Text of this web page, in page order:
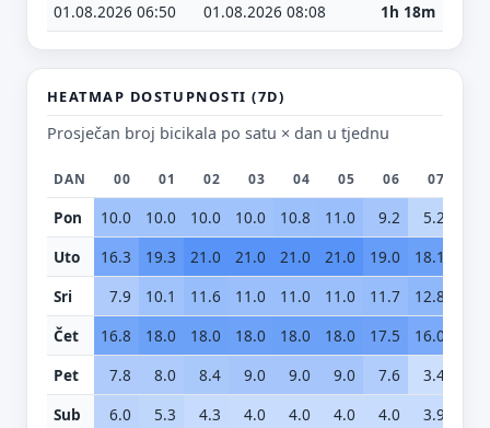
01.08.2026 06:50
01.08.2026 08:08 1h 18m
HEATMAP DOSTUPNOSTI (7D)
Prosječan broj bicikala po satu × dan u tjednu
DAN 00 01 02 03 04 05 06 07
Pon 10.0 10.0 10.0 10.0 10.8 11.0 9.2 5.2
Uto
16.3 19.3 21.0 21.0 21.0 21.0 19.0 18.1
Sri
7.9 10.1 11.6 11.0 11.0 11.0 11.7 12.8
Čet
16.8 18.0 18.0 18.0 18.0 18.0 17.5 16.0
Pet
7.8 8.0 8.4 9.0 9.0 9.0 7.6 3.4
Sub
6.0 5.3 4.3 4.0 4.0 4.0 4.0 3.9